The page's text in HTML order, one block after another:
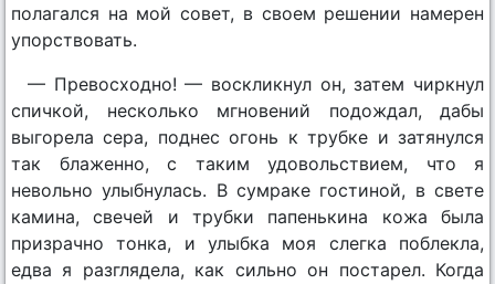
полагался на мой совет, в своем решении намерен
упорствовать.
— Превосходно! — воскликнул он, затем чиркнул
спичкой, несколько мгновений подождал, дабы
выгорела сера, поднес огонь к трубке и затянулся
так блаженно, с таким удовольствием, что я
невольно улыбнулась. В сумраке гостиной, в свете
камина, свечей и трубки папенькина кожа была
призрачно тонка, и улыбка моя слегка поблекла,
едва я разглядела, как сильно он постарел. Когда